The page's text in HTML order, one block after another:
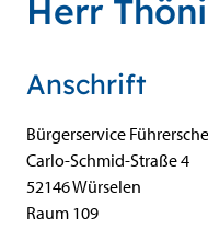
Herr
Anschrift
Bürgerservice
Carlo-Schmid-Straße4
52146Würselen
Raum 109